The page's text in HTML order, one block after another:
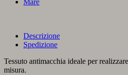
Mare
Descrizione
Spedizione
Tessuto antimacchia ideale per
misura.